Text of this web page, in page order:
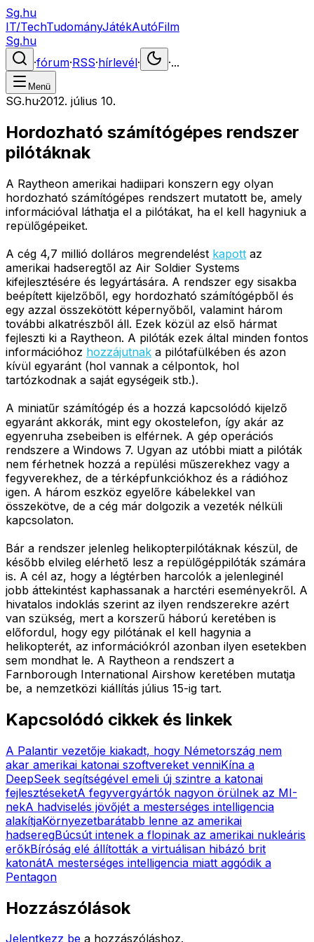
Sg.hu
IT/TechTudományJátékAutóFilm
Sg.hu
·fórum·RSS·hírlevél· ·...
Menü
SG.hu·2012. július 10.
Hordozható számítógépes rendszer
pilótáknak
A Raytheon amerikai hadiipari konszern egy olyan
hordozható számítógépes rendszert mutatott be, amely
információval láthatja el a pilótákat, ha el kell hagyniuk a
repülőgépeiket.
A cég 4,7 millió dolláros megrendelést kapott az
amerikai hadseregtől az Air Soldier Systems
kifejlesztésére és legyártására. A rendszer egy sisakba
beépített kijelzőből, egy hordozható számítógépből és
egy azzal összekötött képernyőből, valamint három
további alkatrészből áll. Ezek közül az első hármat
fejleszti ki a Raytheon. A pilóták ezek által minden fontos
információhoz hozzájutnak a pilótafülkében és azon
kívül egyaránt (hol vannak a célpontok, hol
tartózkodnak a saját egységeik stb.).
A miniatűr számítógép és a hozzá kapcsolódó kijelző
egyaránt akkorák, mint egy okostelefon, így akár az
egyenruha zsebeiben is elférnek. A gép operációs
rendszere a Windows 7. Ugyan az utóbbi miatt a pilóták
nem férhetnek hozzá a repülési műszerekhez vagy a
fegyverekhez, de a térképfunkciókhoz és a rádióhoz
igen. A három eszköz egyelőre kábelekkel van
összekötve, de a cég már dolgozik a vezeték nélküli
kapcsolaton.
Bár a rendszer jelenleg helikopterpilótáknak készül, de
később elvileg elérhető lesz a repülőgéppilóták számára
is. A cél az, hogy a légtérben harcolók a jelenleginél
jobb áttekintést kaphassanak a harctéri eseményekről. A
hivatalos indoklás szerint az ilyen rendszerekre azért
van szükség, mert a korszerű háború keretében is
előfordul, hogy egy pilótának el kell hagynia a
helikopterét, az információkról azonban ilyen esetekben
sem mondhat le. A Raytheon a rendszert a
Farnborough International Airshow keretében mutatja
be, a nemzetközi kiállítás július 15-ig tart.
Kapcsolódó cikkek és linkek
A Palantir vezetője kiakadt, hogy Németország nem
akar amerikai katonai szoftvereket venniKína a
DeepSeek segítségével emeli új szintre a katonai
fejlesztéseketA fegyvergyártók nagyon örülnek az MI-
nekA hadviselés jövőjét a mesterséges intelligencia
alakítjaKörnyezetbarátabb lenne az amerikai
hadseregBúcsút intenek a flopinak az amerikai nukleáris
erőkBíróság elé állították a virtuálisan hibázó brit
katonátA mesterséges intelligencia miatt aggódik a
Pentagon
Hozzászólások
Jelentkezz be a hozzászóláshoz.